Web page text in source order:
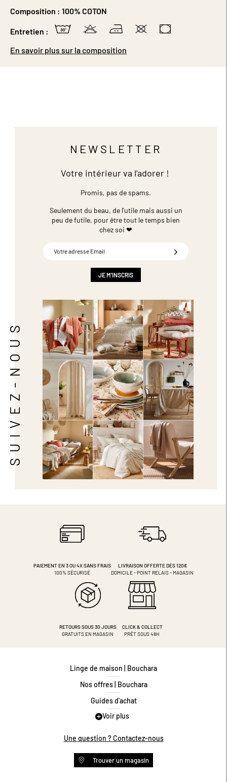
Composition : 100% COTON
Entretien :
En savoir plus sur la composition
SUIVEZ-NOUS
NEWSLETTER
Votre intérieur va l'adorer !
Promis, pas de spams.
Seulement du beau, de l'utile mais aussi un
peu de futile, pour être tout le temps bien
chez soi ❤
JE M'INSCRIS
PAIEMENT EN 3 OU 4XSANS FRAIS
100% SÉCURISÉ
LIVRAISON OFFERTE DÈS 120€
DOMICILE - POINT RELAIS - MAGASIN
RETOURS SOUS 30 JOURS
GRATUITS EN MAGASIN
CLICK & COLLECT
PRÊT SOUS 48H
Linge de maison | Bouchara
Nos offres | Bouchara
Guides d'achat
Guide des tailles
Programme de fidélité
Voir plus
Une question ? Contactez-nous
Trouver un magasin